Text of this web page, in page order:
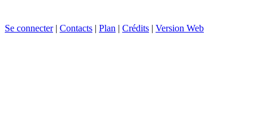
Se connecter| Contacts | Plan | Crédits | Version Web